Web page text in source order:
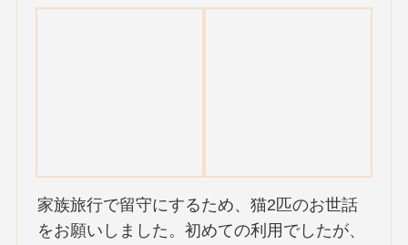
家族旅行で留守にするため、猫2匹のお世話
をお願いしました。初めての利用でしたが、